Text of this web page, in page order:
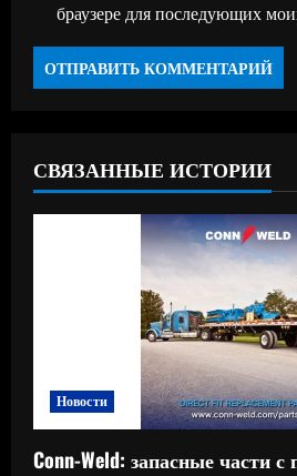
браузере для последующих
СВЯЗАННЫЕ ИСТОРИИ
Новости
Conn-Weld: запасные части